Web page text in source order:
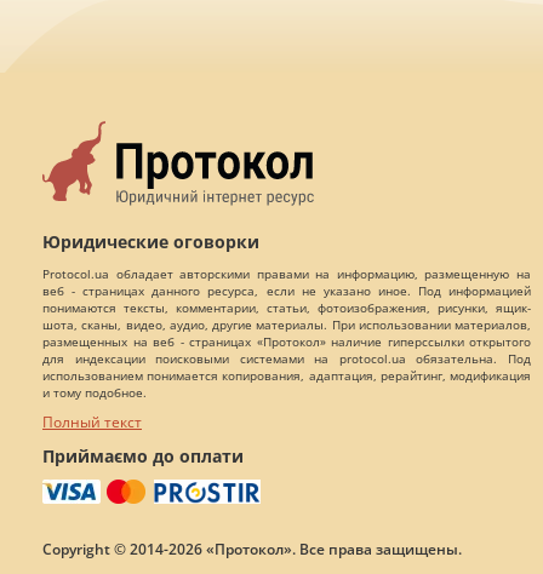
Юридические оговорки
Protocol.ua обладает авторскими правами на информацию, размещенную на
веб - страницах данного ресурса, если не указано иное. Под информацией
понимаются тексты, комментарии, статьи, фотоизображения, рисунки, ящик-
шота, сканы, видео, аудио, другие материалы. При использовании материалов,
размещенных на веб - страницах «Протокол» наличие гиперссылки открытого
для индексации поисковыми системами на protocol.ua обязательна. Под
использованием понимается копирования, адаптация, рерайтинг, модификация
и тому подобное.
Полный текст
Приймаємо до оплати
Copyright © 2014-2026 «Протокол». Все права защищены.